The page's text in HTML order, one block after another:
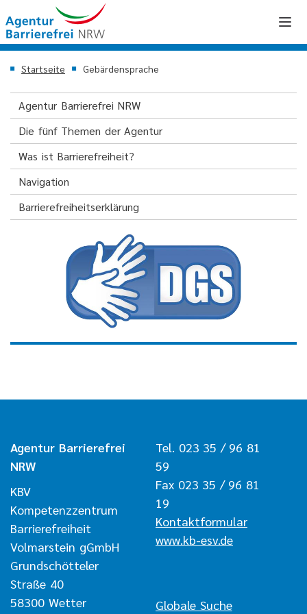
Startseite Gebärdensprache
Agentur Barrierefrei NRW
Die fünf Themen der Agentur
Was ist Barrierefreiheit?
Navigation
Barrierefreiheitserklärung
Agentur Barrierefrei
NRW
KBV
Kompetenzzentrum
Barrierefreiheit
Volmarstein gGmbH
Grundschötteler
Straße 40
58300 Wetter
Tel. 023 35 / 96 81
59
Fax 023 35 / 96 81
19
Kontaktformular
www.kb-esv.de
Navigation überspringen
Globale Suche